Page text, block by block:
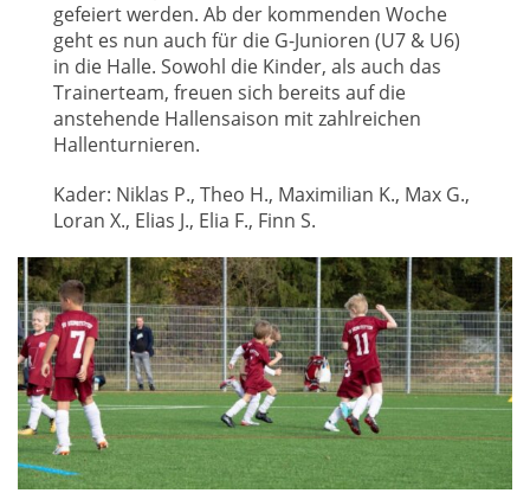
gefeiert werden. Ab der kommenden Woche
geht es nun auch für die G-Junioren (U7 & U6)
in die Halle. Sowohl die Kinder, als auch das
Trainerteam, freuen sich bereits auf die
anstehende Hallensaison mit zahlreichen
Hallenturnieren.
Kader: Niklas P., Theo H., Maximilian K., Max G.,
Loran X., Elias J., Elia F., Finn S.